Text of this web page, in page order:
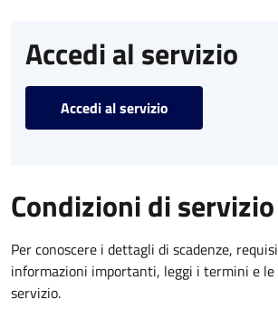
Accedi al servizio
Accedi al servizio
Condizioni di servizio
Per conoscere i dettagli di scadenze,
informazioni importanti, leggi i termini e le
servizio.